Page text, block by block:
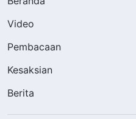
Video
Pembacaan
Kesaksian
Berita